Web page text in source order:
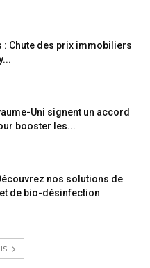
: Chute des prix immobiliers
Uni signent un accord
booster les...
Découvrez nos solutions de
de bio-désinfection